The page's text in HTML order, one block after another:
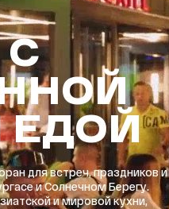
С
ЕДОЙ
для встреч, праздников и
и Солнечном Берегу.
и мировой кухни,